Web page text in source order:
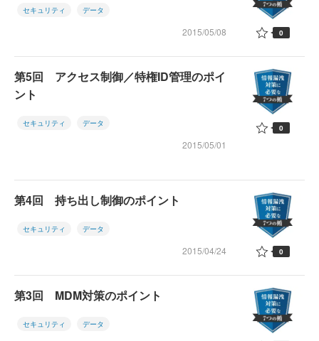
セキュリティ データ
2015/05/08 0
第5回 アクセス制御／特権ID管理のポイ
ント
セキュリティ データ
2015/05/01
0
第4回 持ち出し制御のポイント
セキュリティ データ
2015/04/24 0
第3回 MDM対策のポイント
セキュリティ データ